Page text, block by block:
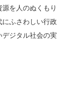
を人のぬくもり
ふさわしい行政
デジタル社会の実